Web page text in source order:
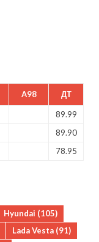
A98 ДТ
89.99
89.90
78.95
Hyundai (105)
Lada Vesta (91)